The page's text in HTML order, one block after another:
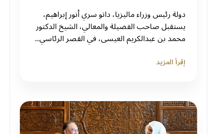
دولة رئيس وزراء ماليزيا، داتو سري أنور إبراهيم،
يستقبل صاحب الفضيلة والمعالي، الشيخ الدكتور
محمد بن عبدالكريم العيسى، في القصر الرئاسي...
إقرأ المزيد